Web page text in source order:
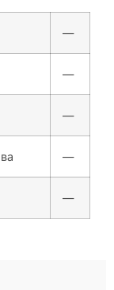
—
—
—
—
—